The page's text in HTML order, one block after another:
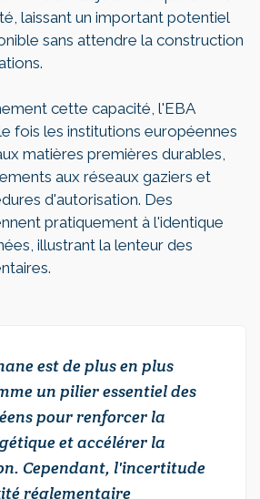
laissant un important potentiel
sans attendre la construction
cette capacité, l'EBA
fois les institutions européennes
matières premières durables,
aux réseaux gaziers et
d'autorisation. Des
pratiquement à l'identique
illustrant la lenteur des
est de plus en plus
un pilier essentiel des
pour renforcer la
et accélérer la
Cependant, l'incertitude
réglementaire